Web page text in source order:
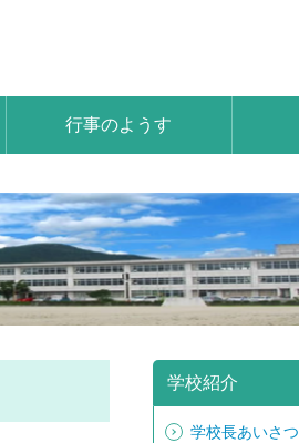
行事のようす
学校紹介
学校長あいさつ